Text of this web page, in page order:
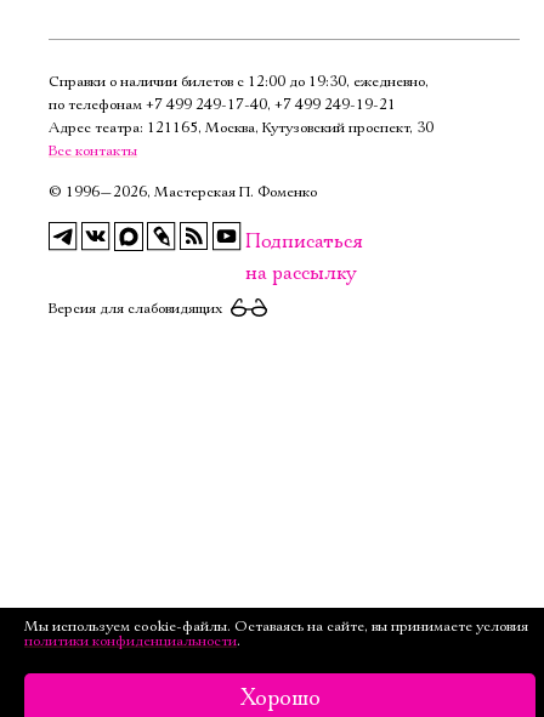
Справки о наличии билетов с 12:00 до 19:30, ежедневно,
по телефонам +7 499 249‑17‑40, +7 499 249‑19‑21
Адрес театра: 121165, Москва, Кутузовский проспект, 30
Все контакты
© 1996—2026, Мастерская П. Фоменко
Подписаться
на рассылку
Версия для слабовидящих
Мы используем cookie-файлы. Оставаясь на сайте, вы принимаете условия
политики конфиденциальности.
Хорошо